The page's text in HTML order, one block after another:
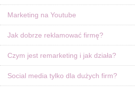
Marketing na Youtube
Jak dobrze reklamować firmę?
Czym jest remarketing i jak działa?
Social media tylko dla dużych firm?